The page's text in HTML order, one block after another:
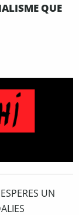
QUE
UN